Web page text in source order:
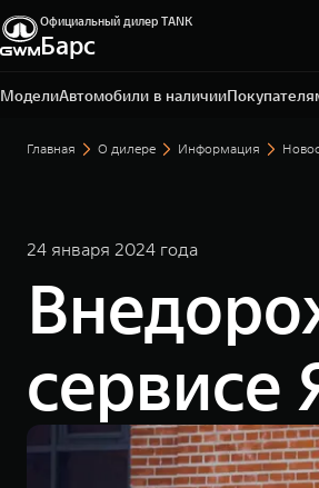
Официальный дилер TANK
Барс
МоделиАвтомобили в наличии
Омск, ул. Волгоградская, 61
+7 3812 67-81-72
Главная О дилере Информация
24 января 2024 года
сервисе